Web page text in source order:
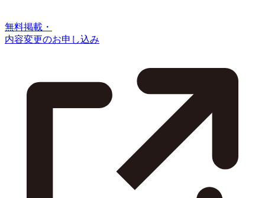
無料掲載・
内容変更のお申し込み